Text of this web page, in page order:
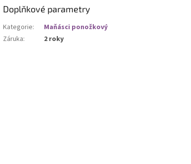
Doplňkové parametry
Kategorie:
Maňásci ponožkový
Záruka: 2 roky